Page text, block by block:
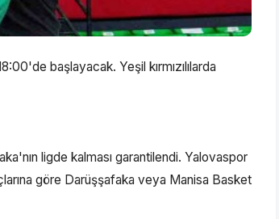
başlayacak. Yeşil kırmızılılarda
ligde kalması garantilendi. Yalovaspor
göre Darüşşafaka veya Manisa Basket